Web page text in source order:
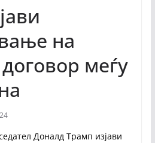
на
меѓу
Доналд Трамп изјави